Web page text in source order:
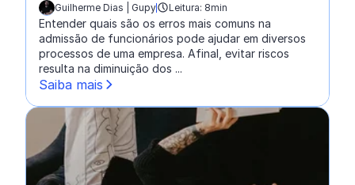
escrito por:
Guilherme Dias | Gupy Leitura: 8min
Entender quais são os erros mais comuns na
admissão de funcionários pode ajudar em diversos
processos de uma empresa. Afinal, evitar riscos
resulta na diminuição dos ...
Saiba mais